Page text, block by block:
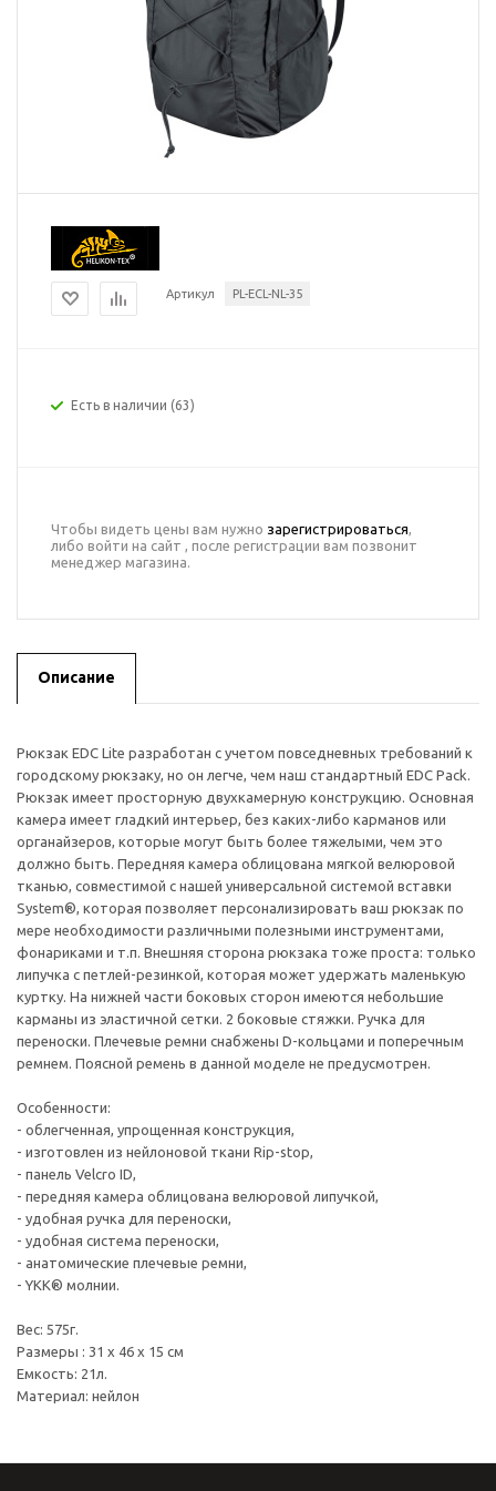
Артикул PL-ECL-NL-35
Есть в наличии (63)
Чтобы видеть цены вам нужно зарегистрироваться,
либо войти на сайт , после регистрации вам позвонит
менеджер магазина.
Описание
Рюкзак EDC Lite разработан с учетом повседневных требований к
городскому рюкзаку, но он легче, чем наш стандартный EDC Pack.
Рюкзак имеет просторную двухкамерную конструкцию. Основная
камера имеет гладкий интерьер, без каких-либо карманов или
органайзеров, которые могут быть более тяжелыми, чем это
должно быть. Передняя камера облицована мягкой велюровой
тканью, совместимой с нашей универсальной системой вставки
System®, которая позволяет персонализировать ваш рюкзак по
мере необходимости различными полезными инструментами,
фонариками и т.п. Внешняя сторона рюкзака тоже проста: только
липучка с петлей-резинкой, которая может удержать маленькую
куртку. На нижней части боковых сторон имеются небольшие
карманы из эластичной сетки. 2 боковые стяжки. Ручка для
переноски. Плечевые ремни снабжены D-кольцами и поперечным
ремнем. Поясной ремень в данной моделе не предусмотрен.
Особенности:
- облегченная, упрощенная конструкция,
- изготовлен из нейлоновой ткани Rip-stop,
- панель Velcro ID,
- передняя камера облицована велюровой липучкой,
- удобная ручка для переноски,
- удобная система переноски,
- анатомические плечевые ремни,
- YKK® молнии.
Вес: 575г.
Размеры : 31 х 46 x 15 см
Емкость: 21л.
Материал: нейлон